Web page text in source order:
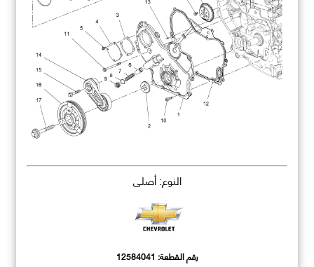
النوع: أصلي
رقم القطعة: 12584041